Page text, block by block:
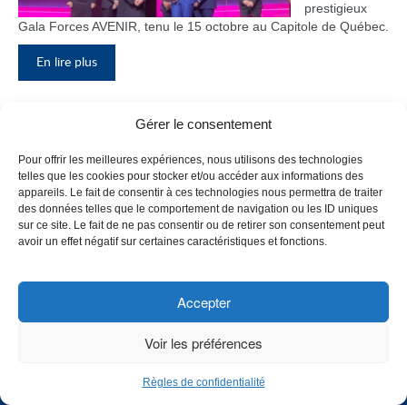
Gérer le consentement
Pour offrir les meilleures expériences, nous utilisons des technologies
telles que les cookies pour stocker et/ou accéder aux informations des
appareils. Le fait de consentir à ces technologies nous permettra de traiter
des données telles que le comportement de navigation ou les ID uniques
sur ce site. Le fait de ne pas consentir ou de retirer son consentement peut
avoir un effet négatif sur certaines caractéristiques et fonctions.
Accepter
Voir les préférences
Règles de confidentialité
prestigieux
Gala Forces AVENIR, tenu le 15 octobre au Capitole de Québec.
En lire plus
bloc F
Le Collège de
Maisonneuve
a inauguré
CHOISISSEZ UN PROFIL